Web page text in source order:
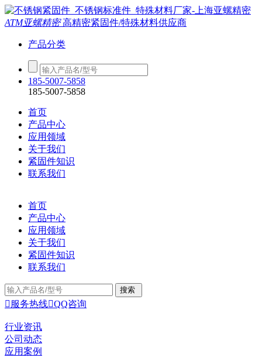
ATM亚螺精密高精密紧固件/特殊材料供应商
产品分类
185-5007-5858
185-5007-5858
首页
产品中心
应用领域
关于我们
紧固件知识
联系我们
首页
产品中心
应用领域
关于我们
紧固件知识
联系我们
 服务热线QQ咨询
行业资讯
公司动态
应用案例